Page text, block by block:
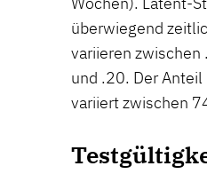
überwiegend
variieren
und .20. Der Anteil
variiert zwischen